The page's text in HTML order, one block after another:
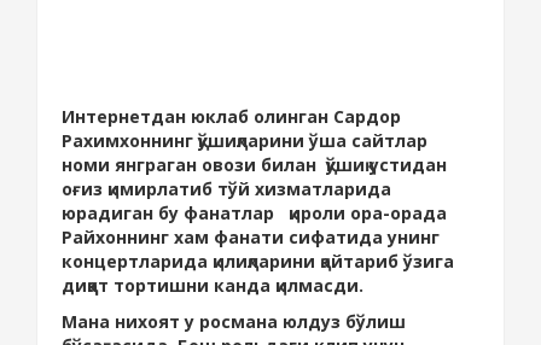
Интернетдан юклаб олинган Сардор
Рахимхоннинг қўшиқларини ўша сайтлар
номи янграган овози билан қўшиқ устидан
оғиз қимирлатиб тўй хизматларида
юрадиган бу фанатлар қироли ора-орада
Райхоннинг хам фанати сифатида унинг
концертларида қилиқларини қайтариб ўзига
диққат тортишни канда қилмасди.
Мана нихоят у росмана юлдуз бўлиш